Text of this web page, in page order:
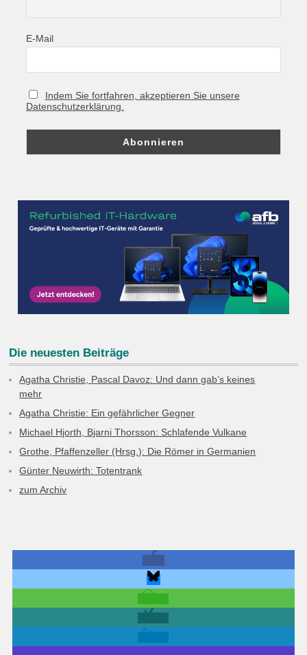
E-Mail
Indem Sie fortfahren, akzeptieren Sie unsere
Datenschutzerklärung.
Die neuesten Beiträge
Agatha Christie, Pascal Davoz: Und dann gab’s keines
mehr
Agatha Christie: Ein gefährlicher Gegner
Michael Hjorth, Bjarni Thorsson: Schlafende Vulkane
Grothe, Pfaffenzeller (Hrsg.): Die Römer in Germanien
Günter Neuwirth: Totentrank
zum Archiv